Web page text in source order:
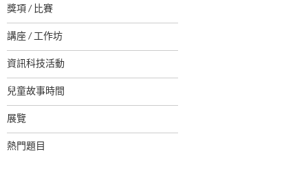
獎項 / 比賽
講座 / 工作坊
資訊科技活動
兒童故事時間
展覽
熱門題目